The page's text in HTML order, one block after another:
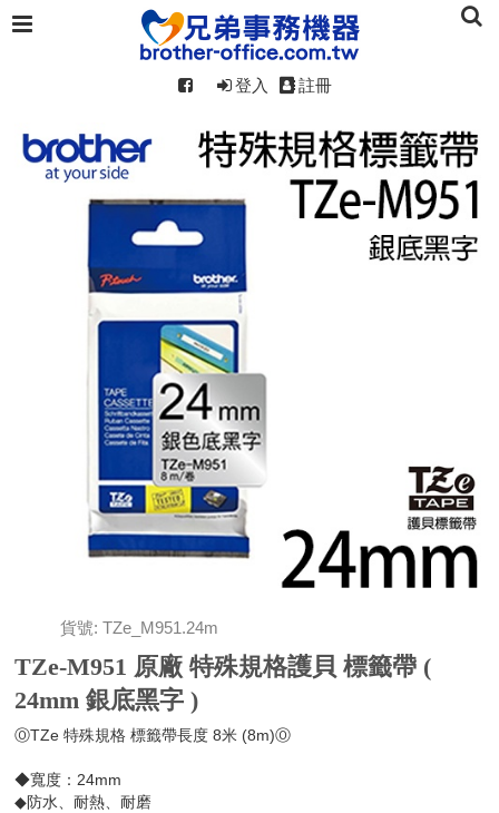
登入 註冊
貨號: TZe_M951.24m
TZe-M951 原廠 特殊規格護貝 標籤帶 (
24mm 銀底黑字 )
ⓄTZe 特殊規格 標籤帶長度 8米 (8m)Ⓞ
◆寬度：24mm
◆防水、耐熱、耐磨